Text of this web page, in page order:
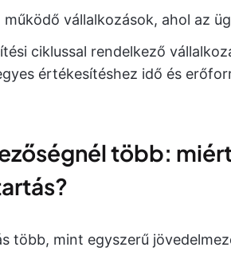
működő vállalkozások, ahol az
ciklussal rendelkező
értékesítéshez idő és
több:
több, mint egyszerű